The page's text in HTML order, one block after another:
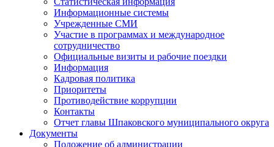
Информационные системы
Учрежденные СМИ
Участие в программах и международное
сотрудничество
Официальные визиты и рабочие поездки
Информация
Кадровая политика
Приоритеты
Противодействие коррупции
Контакты
Отчет главы Шпаковского муниципального округа
Документы
Положение об администрации